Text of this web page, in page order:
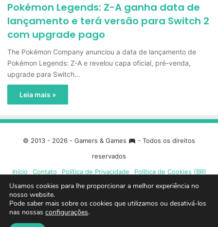
Pokémon Legends: Z-A ganha data de
lançamento e terá versão para Switch 2
com upgrade pago
The Pokémon Company anunciou a data de lançamento de
Pokémon Legends: Z-A e revelou capa oficial, pré-venda,
upgrade para Switch…
Leia mais »
© 2013 - 2026 - Gamers & Games
- Todos os direitos
reservados
Início
Contato Política de Privacidade Política de Cookies (BR)
Facebook
X
Usamos cookies para lhe proporcionar a melhor experiência no
nosso website.
Pode saber mais sobre os cookies que utilizamos ou desativá-los
nas nossas configurações.